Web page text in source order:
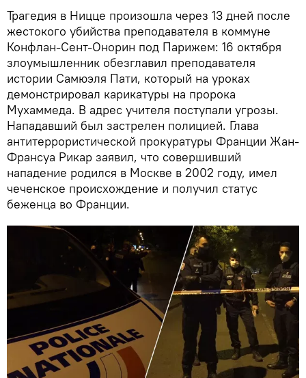
Трагедия в Ницце произошла через 13 дней после
жестокого убийства преподавателя в коммуне
Конфлан-Сент-Онорин под Парижем: 16 октября
злоумышленник обезглавил преподавателя
истории Самюэля Пати, который на уроках
демонстрировал карикатуры на пророка
Мухаммеда. В адрес учителя поступали угрозы.
Нападавший был застрелен полицией. Глава
антитеррористической прокуратуры Франции Жан-
Франсуа Рикар заявил, что совершивший
нападение родился в Москве в 2002 году, имел
чеченское происхождение и получил статус
беженца во Франции.